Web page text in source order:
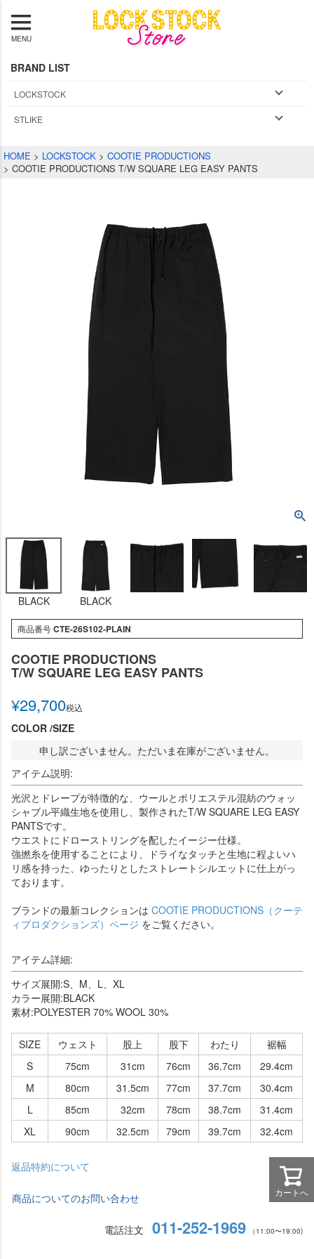
MENU
BRAND LIST
LOCKSTOCK
STLIKE
HOME LOCKSTOCK
COOTIE PRODUCTIONS
COOTIE PRODUCTIONS T/W SQUARE LEG EASY PANTS
BLACK BLACK
商品番号CTE-26S102-PLAIN
COOTIE PRODUCTIONS
T/W SQUARE LEG EASY PANTS
¥29,700税込
COLOR SIZE
申し訳ございません。ただいま在庫がございません。
アイテム説明:
光沢とドレープが特徴的な、ウールとポリエステル混紡のウォッ
シャブル平織生地を使用し、製作されたT/W SQUARE LEG EASY
PANTSです。
ウエストにドローストリングを配したイージー仕様。
強撚糸を使用することにより、ドライなタッチと生地に程よいハ
リ感を持った、ゆったりとしたストレートシルエットに仕上がっ
ております。
ブランドの最新コレクションは COOTIE PRODUCTIONS（クーテ
ィプロダクションズ）ページ をご覧ください。
アイテム詳細:
サイズ展開:S、M、L、XL
カラー展開:BLACK
素材:POLYESTER 70% WOOL 30%
SIZE ウェスト 股上 股下 わたり
裾幅
S
75cm 31cm 76cm 36.7cm
29.4cm
M
80cm 31.5cm 77cm 37.7cm
30.4cm
L
85cm 32cm 78cm 38.7cm
31.4cm
XL
90cm 32.5cm 79cm 39.7cm 32.4cm
返品特約について
商品についてのお問い合わせ
電話注文 011-252-1969 （11:00〜19:00)
カートへ